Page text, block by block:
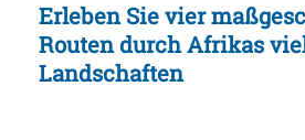
Erleben Sie vier
Routen durch Afrikas
Landschaften